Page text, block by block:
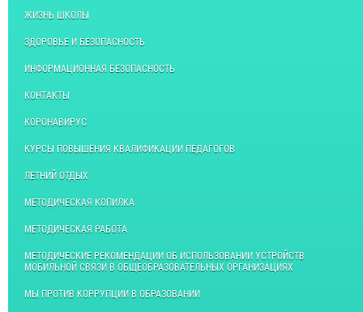
ЖИЗНЬ ШКОЛЫ
ЗДОРОВЬЕ И БЕЗОПАСНОСТЬ
ИНФОРМАЦИОННАЯ БЕЗОПАСНОСТЬ
КОНТАКТЫ
КОРОНАВИРУС
КУРСЫ ПОВЫШЕНИЯ КВАЛИФИКАЦИИ ПЕДАГОГОВ
ЛЕТНИЙ ОТДЫХ
МЕТОДИЧЕСКАЯ КОПИЛКА
МЕТОДИЧЕСКАЯ РАБОТА
МЕТОДИЧЕСКИЕ РЕКОМЕНДАЦИИ ОБ ИСПОЛЬЗОВАНИИ УСТРОЙСТВ
МОБИЛЬНОЙ СВЯЗИ В ОБЩЕОБРАЗОВАТЕЛЬНЫХ ОРГАНИЗАЦИЯХ
МЫ ПРОТИВ КОРРУПЦИИ В ОБРАЗОВАНИИ